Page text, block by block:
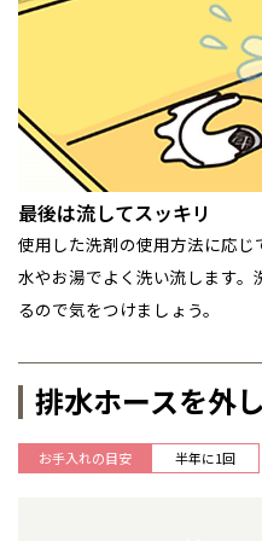
最後は流してスッキリ
使用した洗剤の使用方法に応
水やお湯でよく洗い流します
るので気をつけましょう。
排水ホースを外
お手入れの目安 半年に1回